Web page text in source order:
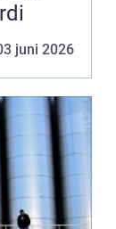
juni 2026